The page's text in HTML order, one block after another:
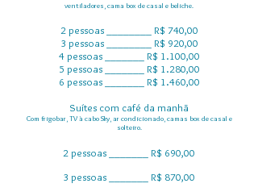
ventiladores, cama box de casal e beliche.
2 pessoas ________ R$ 740,00
3 pessoas ________ R$ 920,00
4 pessoas _______ R$ 1.100,00
5 pessoas _______ R$ 1.280,00
6 pessoas _______ R$ 1.460,00
Suítes com café da manhã
Com frigobar, TV à cabo Sky, ar condicionado, camas box de casal e
solteiro.
2 pessoas _______ R$ 690,00
3 pessoas _______ R$ 870,00